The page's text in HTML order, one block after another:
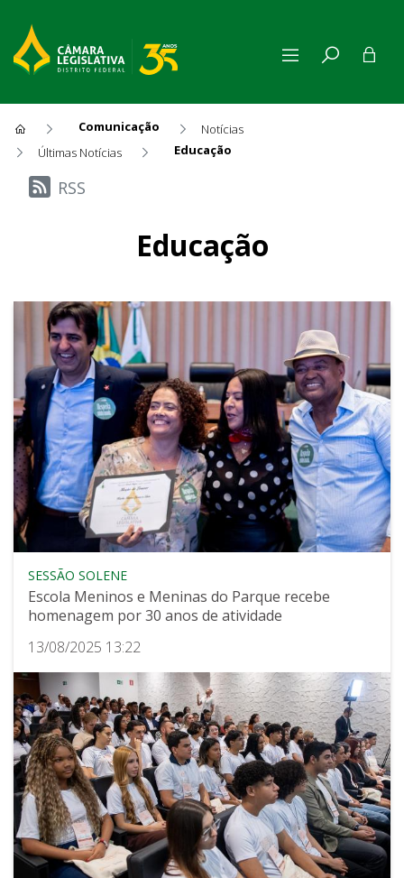
Comunicação
Notícias
Últimas Notícias
Educação
Últimas Notícias
RSS
Educação
SESSÃO SOLENE
Escola Meninos e Meninas do Parque recebe
homenagem por 30 anos de atividade
13/08/2025 13:22